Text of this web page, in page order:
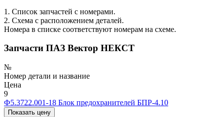
1. Список запчастей с номерами.
2. Схема с расположением деталей.
Номера в списке соответствуют номерам на схеме.
Запчасти ПАЗ Вектор НЕКСТ
№
Номер детали и название
Цена
9
Ф5.3722.001-18 Блок предохранителей БПР-4.10
Показать цену